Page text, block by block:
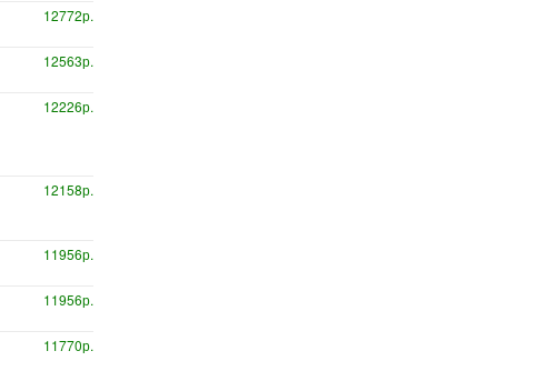
12772р.
12563р.
12226р.
12158р.
11956р.
11956р.
11770р.